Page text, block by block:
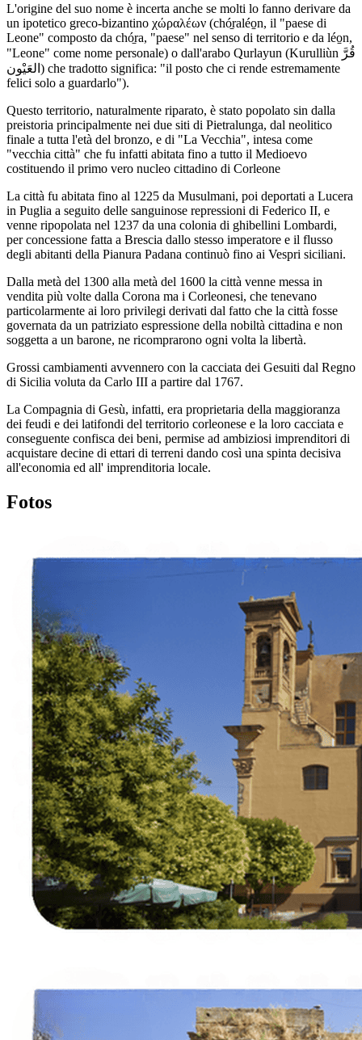
L'origine del suo nome è incerta anche se molti lo fanno derivare da
un ipotetico greco-bizantino χώραλέων (chó̱raléo̱n, il "paese di
Leone" composto da chó̱ra, "paese" nel senso di territorio e da léo̱n,
"Leone" come nome personale) o dall'arabo Qurlayun (Kurulliùn قُرَّ
العَيْون) che tradotto significa: "il posto che ci rende estremamente
felici solo a guardarlo").
Questo territorio, naturalmente riparato, è stato popolato sin dalla
preistoria principalmente nei due siti di Pietralunga, dal neolitico
finale a tutta l'età del bronzo, e di "La Vecchia", intesa come
"vecchia città" che fu infatti abitata fino a tutto il Medioevo
costituendo il primo vero nucleo cittadino di Corleone
La città fu abitata fino al 1225 da Musulmani, poi deportati a Lucera
in Puglia a seguito delle sanguinose repressioni di Federico II, e
venne ripopolata nel 1237 da una colonia di ghibellini Lombardi,
per concessione fatta a Brescia dallo stesso imperatore e il flusso
degli abitanti della Pianura Padana continuò fino ai Vespri siciliani.
Dalla metà del 1300 alla metà del 1600 la città venne messa in
vendita più volte dalla Corona ma i Corleonesi, che tenevano
particolarmente ai loro privilegi derivati dal fatto che la città fosse
governata da un patriziato espressione della nobiltà cittadina e non
soggetta a un barone, ne ricomprarono ogni volta la libertà.
Grossi cambiamenti avvennero con la cacciata dei Gesuiti dal Regno
di Sicilia voluta da Carlo III a partire dal 1767.
La Compagnia di Gesù, infatti, era proprietaria della maggioranza
dei feudi e dei latifondi del territorio corleonese e la loro cacciata e
conseguente confisca dei beni, permise ad ambiziosi imprenditori di
acquistare decine di ettari di terreni dando così una spinta decisiva
all'economia ed all' imprenditoria locale.
Fotos